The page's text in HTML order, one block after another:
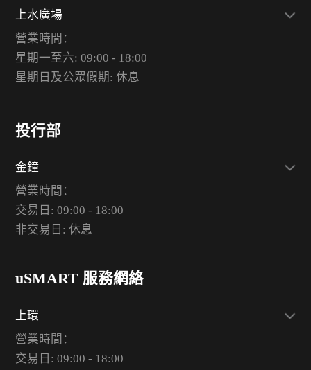
上水廣場
營業時間：
星期一至六: 09:00 - 18:00
星期日及公眾假期: 休息
投行部
金鐘
營業時間：
交易日: 09:00 - 18:00
非交易日: 休息
uSMART 服務網絡
上環
營業時間：
交易日: 09:00 - 18:00